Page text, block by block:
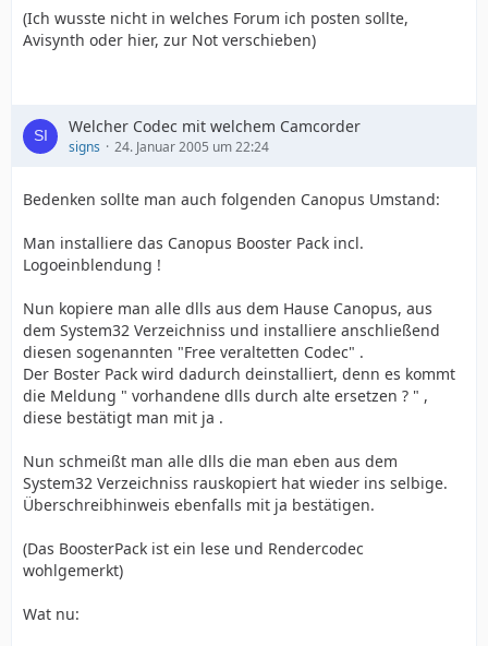
(Ich wusste nicht in welches Forum ich posten sollte,
Avisynth oder hier, zur Not verschieben)
Welcher Codec mit welchem Camcorder
signs 24. Januar 2005 um 22:24
Bedenken sollte man auch folgenden Canopus Umstand:
Man installiere das Canopus Booster Pack incl.
Logoeinblendung !
Nun kopiere man alle dlls aus dem Hause Canopus, aus
dem System32 Verzeichniss und installiere anschließend
diesen sogenannten "Free veraltetten Codec" .
Der Boster Pack wird dadurch deinstalliert, denn es kommt
die Meldung " vorhandene dlls durch alte ersetzen ? " ,
diese bestätigt man mit ja .
Nun schmeißt man alle dlls die man eben aus dem
System32 Verzeichniss rauskopiert hat wieder ins selbige.
Überschreibhinweis ebenfalls mit ja bestätigen.
(Das BoosterPack ist ein lese und Rendercodec
wohlgemerkt)
Wat nu: